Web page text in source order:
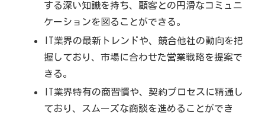
する深い知識を持ち、顧客との円滑なコミュニ
ケーションを図ることができる。
IT業界の最新トレンドや、競合他社の動向を把
握しており、市場に合わせた営業戦略を提案で
きる。
IT業界特有の商習慣や、契約プロセスに精通し
ており、スムーズな商談を進めることができ